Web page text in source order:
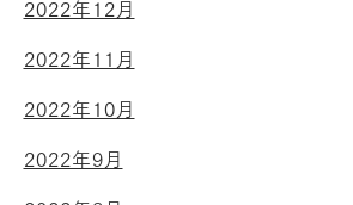
2022年12月
2022年11月
2022年10月
2022年9月